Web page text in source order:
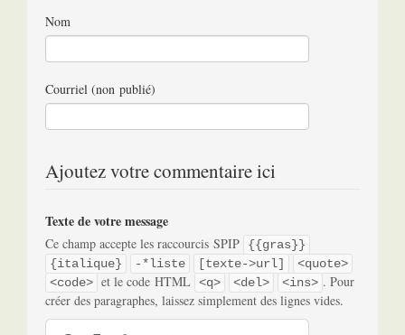
Nom
Courriel (non publié)
Ajoutez votre commentaire ici
Texte de votre message
Ce champ accepte les raccourcis SPIP
{{gras}}
{italique}
-*liste [texte->url]
<quote>
<code> et le code HTML <q> <del> <ins> . Pour
créer des paragraphes, laissez simplement des lignes vides.